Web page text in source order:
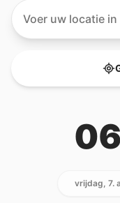
vrijdag, 7.